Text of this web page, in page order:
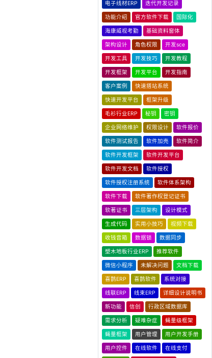
电子线材ERP 迭代开发记录
功能介绍 官方软件下载 国际化
海康威视考勤 基础资料窗体
架构设计 角色权限 开发sce
开发工具 开发技巧 开发教程
开发框架 开发平台 开发指南
客户案例 快速搭站系统
快速开发平台 框架升级
毛衫行业ERP 秘钥 密钥
企业网络维护 权限设计 软件报价
软件测试报告 软件加壳 软件简介
软件开发框架 软件开发平台
软件开发文档 软件授权
软件授权注册系统 软件体系架构
软件下载 软件著作权登记证书
软著证书 三层架构 设计模式
生成代码 实用小技巧 视频下载
收钱音箱 数据锁 数据同步
塑木地板行业ERP 推荐软件
微信小程序 未解决问题 文档下载
喜鹊ERP 喜鹊软件 系统对接
线联ERP 线束ERP 详细设计说明书
新功能 信创 行政区域数据库
需求分析 疑难杂症 蝇量级框架
蝇量框架 用户管理 用户开发手册
用户控件 在线软件 在线支付